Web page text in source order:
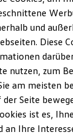
für Ihren
für Ihren
für andere
Data
und
und
an einem
vor einer
weder
und
Diese
nutzen, zum
am meisten
der Seite
ist es,
an Ihre